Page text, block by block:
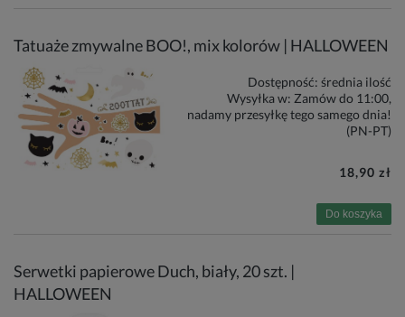
Tatuaże zmywalne BOO!, mix kolorów | HALLOWEEN
Dostępność: średnia ilość
Wysyłka w: Zamów do 11:00,
nadamy przesyłkę tego samego dnia!
(PN-PT)
18,90 zł
Do koszyka
Serwetki papierowe Duch, biały, 20 szt. |
HALLOWEEN